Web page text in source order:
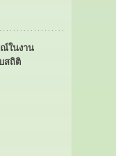
ในงาน
สถิติ